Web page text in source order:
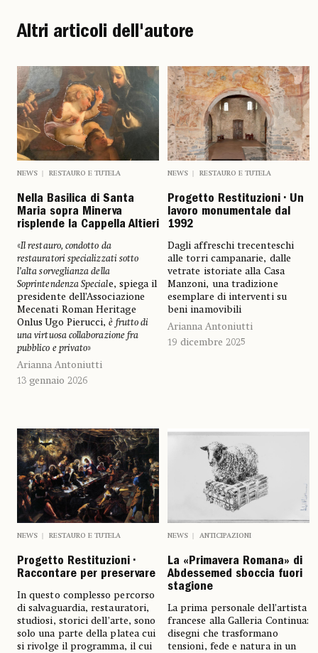
Altri articoli dell'autore
NEWS RESTAURO E TUTELA
Nella Basilica di Santa
Maria sopra Minerva
risplende la Cappella Altieri
«Il restauro, condotto da
restauratori specializzati sotto
l’alta sorveglianza della
Soprintendenza Speciale, spiega il
presidente dell’Associazione
Mecenati Roman Heritage
Onlus Ugo Pierucci,è frutto di
una virtuosa collaborazione fra
pubblico e privato»
Arianna Antoniutti
13 gennaio 2026
NEWS RESTAURO E TUTELA
Progetto Restituzioni • Un
lavoro monumentale dal
1992
Dagli affreschi trecenteschi
alle torri campanarie, dalle
vetrate istoriate alla Casa
Manzoni, una tradizione
esemplare di interventi su
beni inamovibili
Arianna Antoniutti
19 dicembre 2025
NEWS RESTAURO E TUTELA
Progetto Restituzioni •
Raccontare per preservare
In questo complesso percorso
di salvaguardia, restauratori,
studiosi, storici dell’arte, sono
solo una parte della platea cui
si rivolge il programma, il cui
NEWS ANTICIPAZIONI
La «Primavera Romana» di
Abdessemed sboccia fuori
stagione
La prima personale dell’artista
francese alla Galleria Continua:
disegni che trasformano
tensioni, fede e natura in un